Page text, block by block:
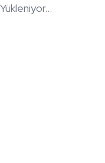
Yükleniyor...